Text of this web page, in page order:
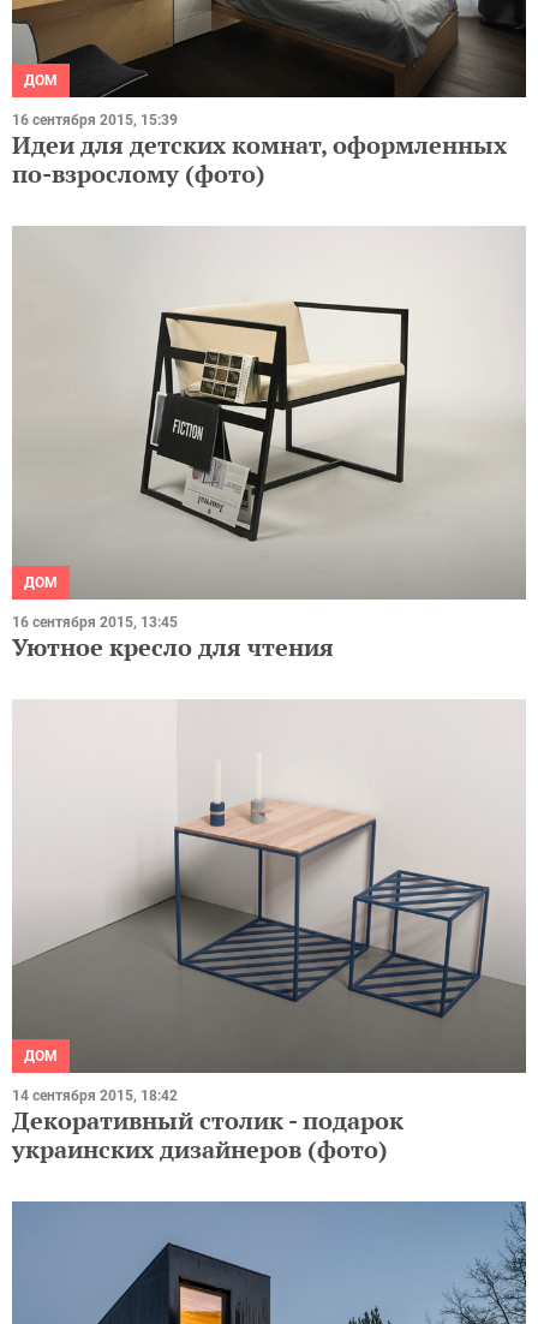
ДОМ
16 сентября 2015, 15:39
Идеи для детских комнат, оформленных
по-взрослому (фото)
ДОМ
16 сентября 2015, 13:45
Уютное кресло для чтения
ДОМ
14 сентября 2015, 18:42
Декоративный столик - подарок
украинских дизайнеров (фото)